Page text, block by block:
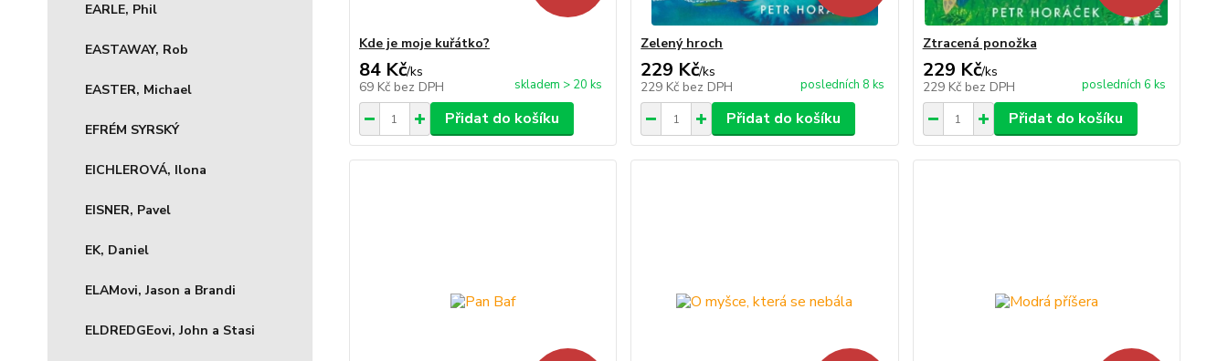
EARLE, Phil
EASTAWAY, Rob
EASTER, Michael
EFRÉM SYRSKÝ
EICHLEROVÁ, Ilona
EISNER, Pavel
EK, Daniel
ELAMovi, Jason a Brandi
ELDREDGEovi, John a Stasi
Kde je moje kuřátko?
84 Kč/ks
69 Kč bez DPH skladem > 20 ks
Přidat do košíku
Zelený hroch
229 Kč/ks
229 Kč bez DPH posledních 8 ks
Přidat do košíku
Ztracená ponožka
229 Kč/ks
229 Kč bez DPH posledních 6 ks
Přidat do košíku